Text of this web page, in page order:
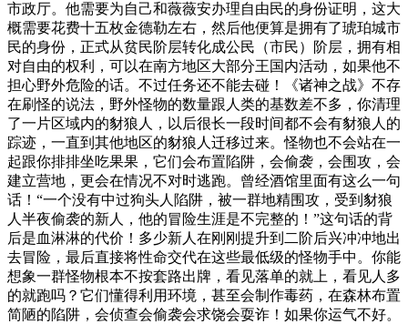
市政厅。他需要为自己和薇薇安办理自由民的身份证明，这大
概需要花费十五枚金德勒左右，然后他便算是拥有了琥珀城市
民的身份，正式从贫民阶层转化成公民（市民）阶层，拥有相
对自由的权利，可以在南方地区大部分王国内活动，如果他不
担心野外危险的话。不过任务还不能去碰！《诸神之战》不存
在刷怪的说法，野外怪物的数量跟人类的基数差不多，你清理
了一片区域内的豺狼人，以后很长一段时间都不会有豺狼人的
踪迹，一直到其他地区的豺狼人迁移过来。怪物也不会站在一
起跟你排排坐吃果果，它们会布置陷阱，会偷袭，会围攻，会
建立营地，更会在情况不对时逃跑。曾经酒馆里面有这么一句
话！“一个没有中过狗头人陷阱，被一群地精围攻，受到豺狼
人半夜偷袭的新人，他的冒险生涯是不完整的！”这句话的背
后是血淋淋的代价！多少新人在刚刚提升到二阶后兴冲冲地出
去冒险，最后直接将性命交代在这些最低级的怪物手中。你能
想象一群怪物根本不按套路出牌，看见落单的就上，看见人多
的就跑吗？它们懂得利用环境，甚至会制作毒药，在森林布置
简陋的陷阱，会侦查会偷袭会求饶会耍诈！如果你运气不好。